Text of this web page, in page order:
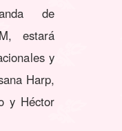
de
estará
y
Harp,
y Héctor